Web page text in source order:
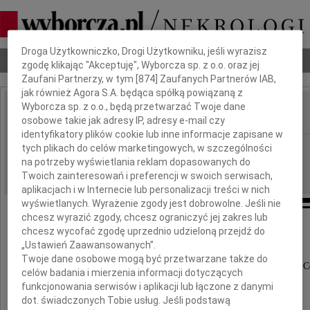
Nekrologi Odeszli Poradnik pogrzebowy
IMIĘ I NAZWISKO:
REGION: Łódź
DATA EMISJI: 01.09.2010
Panu
Andrzejowi Gawrońskiemu
wyrazy głębokiego współczucia z powodu śmierci
Joanny
Dbamy o Twoją prywatność
Droga Użytkowniczko, Drogi Użytkowniku, jeśli wyrazisz
zgodę klikając "Akceptuję", Wyborcza sp. z o.o. oraz jej
Zaufani Partnerzy, w tym [874 ] Zaufanych Partnerów IAB,
jak również Agora S.A. będąca spółką powiązaną z
Wyborcza sp. z o.o., będą przetwarzać Twoje dane
osobowe takie jak adresy IP, adresy e-mail czy
identyfikatory plików cookie lub inne informacje zapisane w
tych plikach do celów marketingowych, w szczególności
na potrzeby wyświetlania reklam dopasowanych do
Twoich zainteresowań i preferencji w swoich serwisach,
aplikacjach i w Internecie lub personalizacji treści w nich
wyświetlanych. Wyrażenie zgody jest dobrowolne. Jeśli nie
chcesz wyrazić zgody, chcesz ograniczyć jej zakres lub
chcesz wycofać zgodę uprzednio udzieloną przejdź do
„Ustawień Zaawansowanych”.
Twoje dane osobowe mogą być przetwarzane także do
celów badania i mierzenia informacji dotyczących
funkcjonowania serwisów i aplikacji lub łączone z danymi
dot. świadczonych Tobie usług. Jeśli podstawą